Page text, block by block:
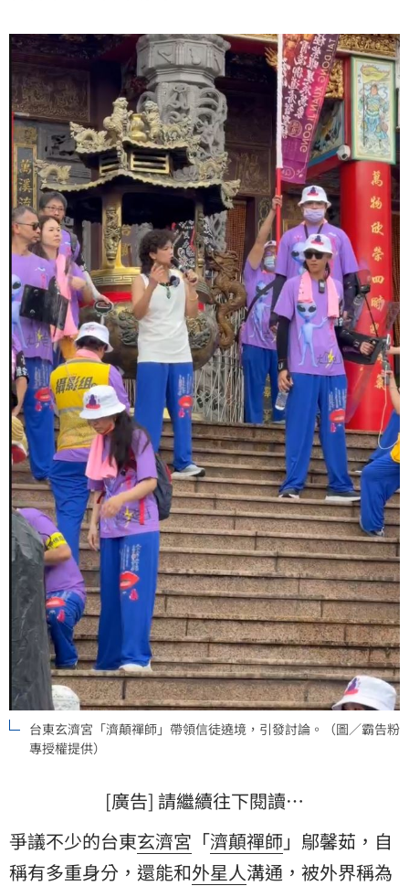
台東玄濟宮「濟顛禪師」帶領信徒遶境，引發討論。（圖／霸告粉
專授權提供）
[廣告] 請繼續往下閱讀…
爭議不少的台東玄濟宮 「濟顛禪師 」鄔馨茹，自
稱有多重身分，還能和外星人溝通，被外界稱為